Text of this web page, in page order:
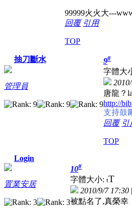
99999火火大---
回覆 引用
TOP
抽刀斷水
管理員
9#
字體大
唐龍？
http://
支持鼓
回覆 引
TOP
Login
置業安居
10#
字體大小: tT
2010/9/7 17:30 |
被點名了,真榮幸